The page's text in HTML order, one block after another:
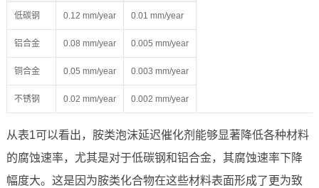
低碳钢 0.12 mm/year 0.01 mm/year
铝合金 0.08 mm/year 0.005 mm/year
铜合金 0.05 mm/year 0.003 mm/year
不锈钢 0.02 mm/year 0.002 mm/year
从表1可以看出，胺类泡沫延迟催化剂能够显著降低各种材料
的腐蚀速率，尤其是对于低碳钢和铝合金，其腐蚀速率下降
幅度大。这是因为胺类化合物在这些材料表面形成了更为致